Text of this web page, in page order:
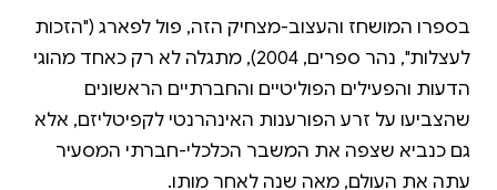
בספרו המושחז והעצוב-מצחיק הזה, פול לפארג ("הזכות
לעצלות", נהר ספרים, 2004), מתגלה לא רק כאחד מהוגי
הדעות והפעילים הפוליטיים והחברתיים הראשונים
שהצביעו על זרע הפורענות האינהרנטי לקפיטליזם, אלא
גם כנביא שצפה את המשבר הכלכלי-חברתי המסעיר